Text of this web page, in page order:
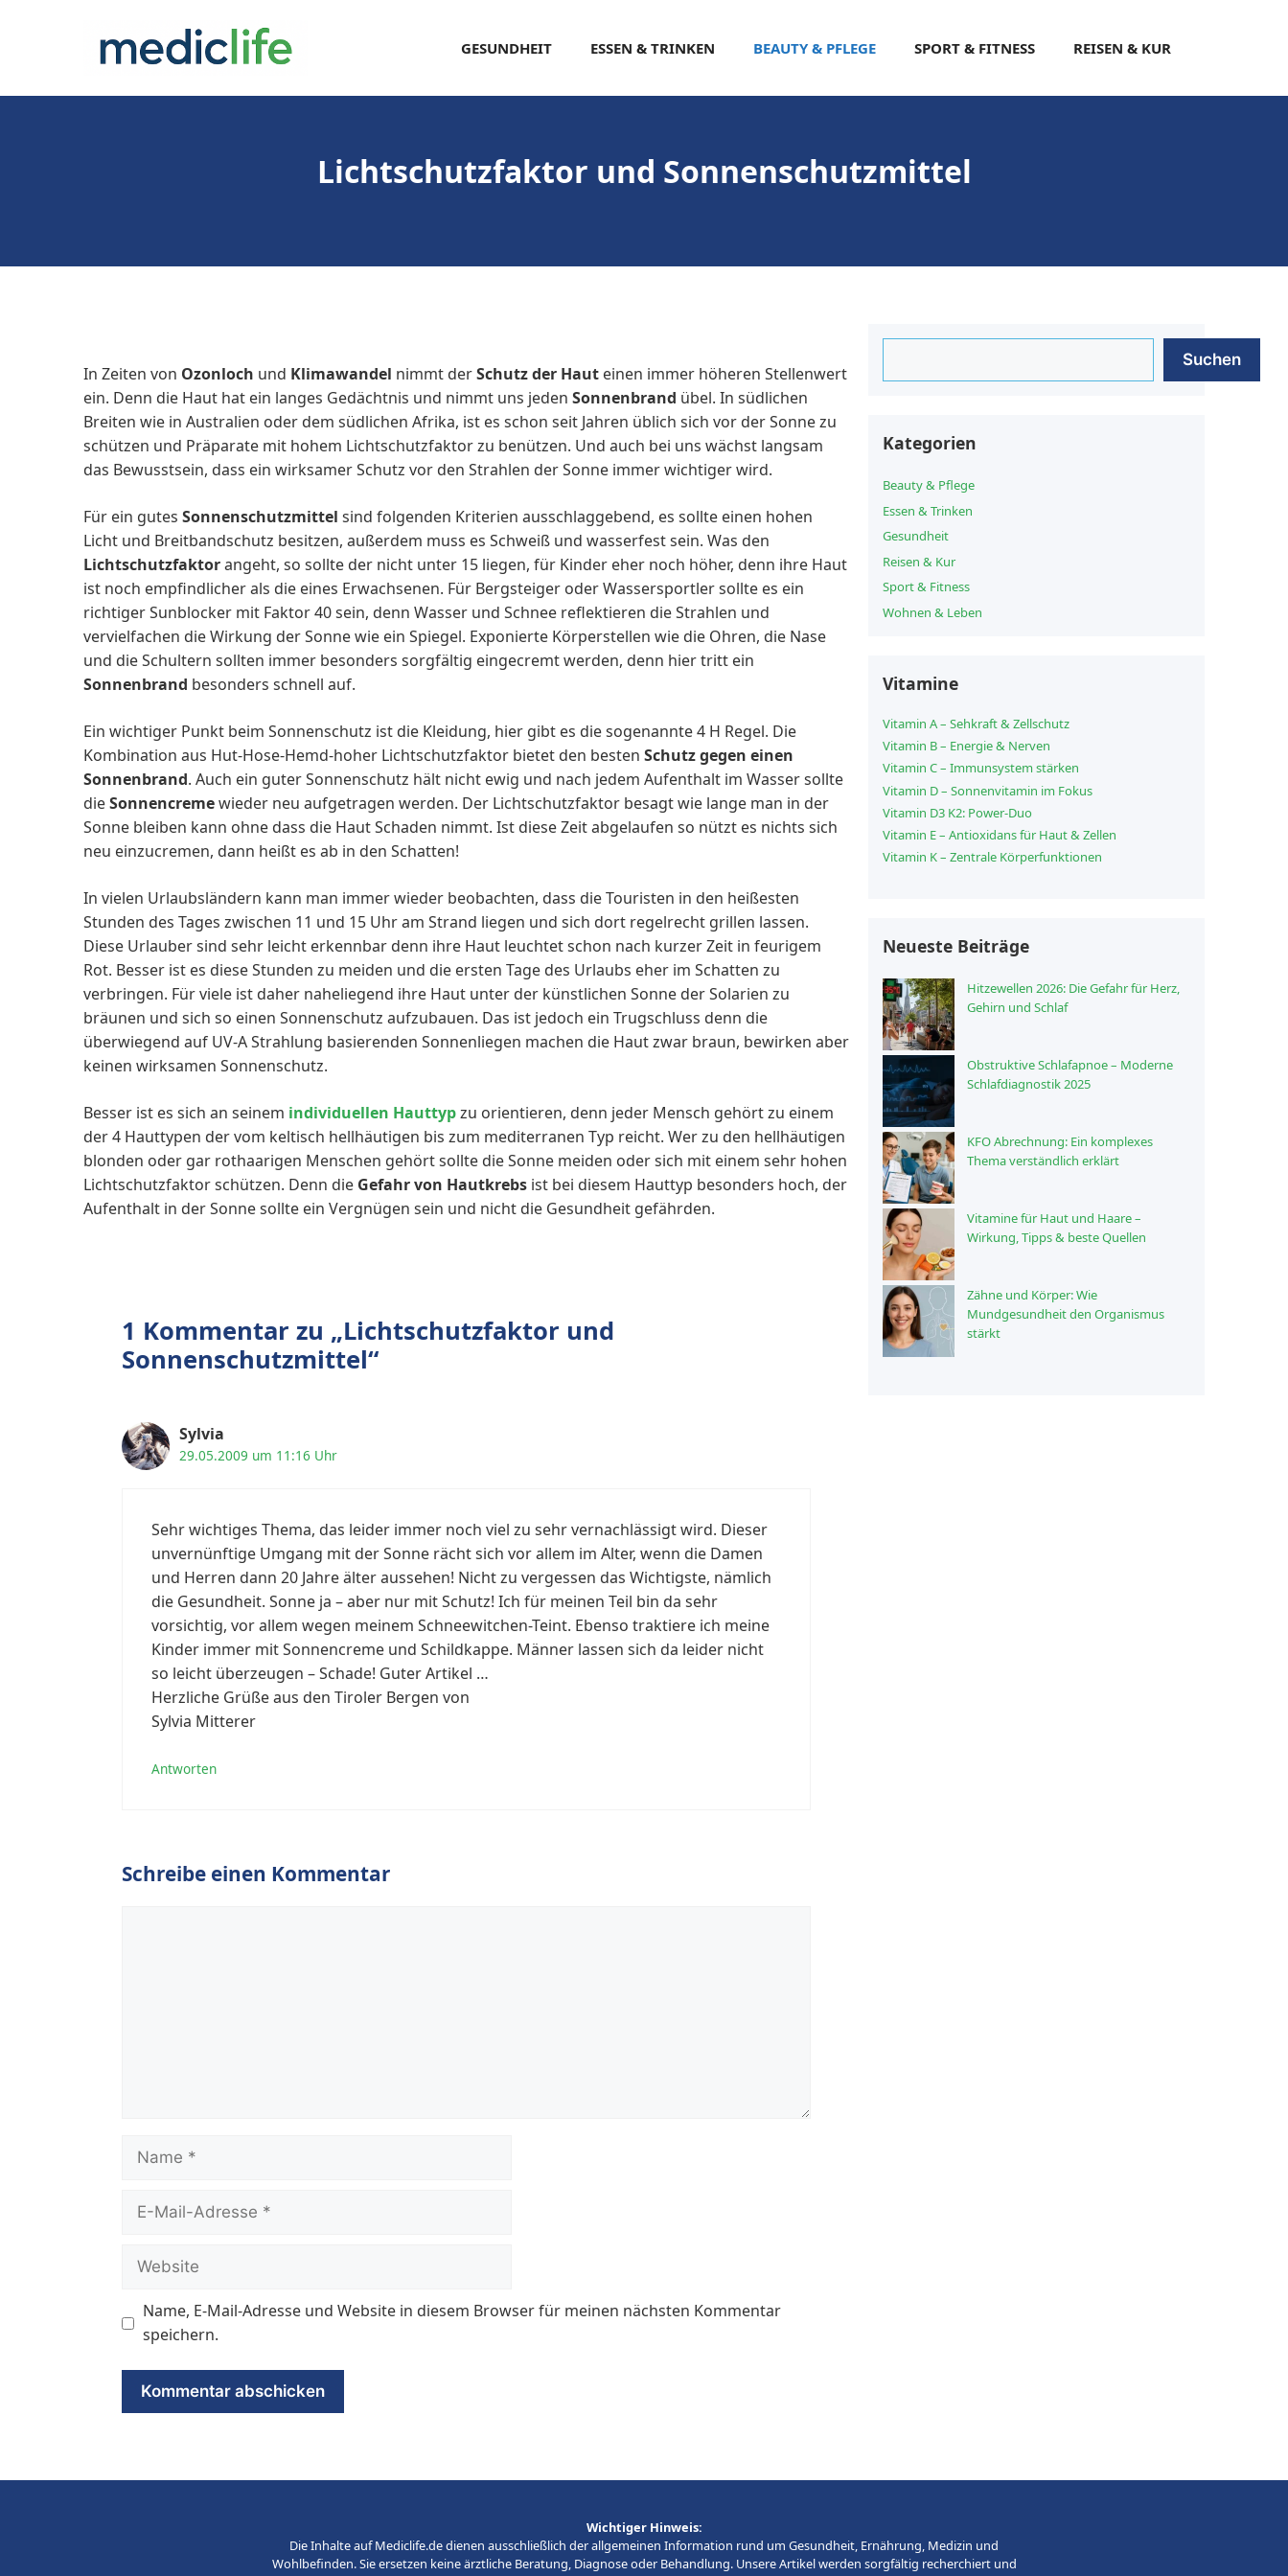
GESUNDHEIT ESSEN & TRINKEN BEAUTY & PFLEGE SPORT & FITNESS REISEN & KUR
Lichtschutzfaktor und Sonnenschutzmittel
In Zeiten von Ozonloch und Klimawandel nimmt derSchutz der Haut einen immer höheren Stellenwert
ein. Denn die Haut hat ein langes Gedächtnis und nimmt uns jeden Sonnenbrand übel. In südlichen
Breiten wie in Australien oder dem südlichen Afrika, ist es schon seit Jahren üblich sich vor der Sonne zu
schützen und Präparate mit hohem Lichtschutzfaktor zu benützen. Und auch bei uns wächst langsam
das Bewusstsein, dass ein wirksamer Schutz vor den Strahlen der Sonne immer wichtiger wird.
Für ein gutes Sonnenschutzmittel sind folgenden Kriterien ausschlaggebend, es sollte einen hohen
Licht und Breitbandschutz besitzen, außerdem muss es Schweiß und wasserfest sein. Was den
Lichtschutzfaktorangeht, so sollte der nicht unter 15 liegen, für Kinder eher noch höher, denn ihre Haut
ist noch empfindlicher als die eines Erwachsenen. Für Bergsteiger oder Wassersportler sollte es ein
richtiger Sunblocker mit Faktor 40 sein, denn Wasser und Schnee reflektieren die Strahlen und
vervielfachen die Wirkung der Sonne wie ein Spiegel. Exponierte Körperstellen wie die Ohren, die Nase
und die Schultern sollten immer besonders sorgfältig eingecremt werden, denn hier tritt ein
Sonnenbrand besonders schnell auf.
Ein wichtiger Punkt beim Sonnenschutz ist die Kleidung, hier gibt es die sogenannte 4 H Regel. Die
Kombination aus Hut-Hose-Hemd-hoher Lichtschutzfaktor bietet den besten Schutz gegen einen
Sonnenbrand. Auch ein guter Sonnenschutz hält nicht ewig und nach jedem Aufenthalt im Wasser sollte
dieSonnencremewieder neu aufgetragen werden. Der Lichtschutzfaktor besagt wie lange man in der
Sonne bleiben kann ohne dass die Haut Schaden nimmt. Ist diese Zeit abgelaufen so nützt es nichts sich
neu einzucremen, dann heißt es ab in den Schatten!
In vielen Urlaubsländern kann man immer wieder beobachten, dass die Touristen in den heißesten
Stunden des Tages zwischen 11 und 15 Uhr am Strand liegen und sich dort regelrecht grillen lassen.
Diese Urlauber sind sehr leicht erkennbar denn ihre Haut leuchtet schon nach kurzer Zeit in feurigem
Rot. Besser ist es diese Stunden zu meiden und die ersten Tage des Urlaubs eher im Schatten zu
verbringen. Für viele ist daher naheliegend ihre Haut unter der künstlichen Sonne der Solarien zu
bräunen und sich so einen Sonnenschutz aufzubauen. Das ist jedoch ein Trugschluss denn die
überwiegend auf UV-A Strahlung basierenden Sonnenliegen machen die Haut zwar braun, bewirken aber
keinen wirksamen Sonnenschutz.
Besser ist es sich an seinem individuellen Hauttypzu orientieren, denn jeder Mensch gehört zu einem
der 4 Hauttypen der vom keltisch hellhäutigen bis zum mediterranen Typ reicht. Wer zu den hellhäutigen
blonden oder gar rothaarigen Menschen gehört sollte die Sonne meiden oder sich mit einem sehr hohen
Lichtschutzfaktor schützen. Denn die Gefahr von Hautkrebs ist bei diesem Hauttyp besonders hoch, der
Aufenthalt in der Sonne sollte ein Vergnügen sein und nicht die Gesundheit gefährden.
1 Kommentar zu „Lichtschutzfaktor und
Sonnenschutzmittel“
Sylvia
29.05.2009 um 11:16 Uhr
Sehr wichtiges Thema, das leider immer noch viel zu sehr vernachlässigt wird. Dieser
unvernünftige Umgang mit der Sonne rächt sich vor allem im Alter, wenn die Damen
und Herren dann 20 Jahre älter aussehen! Nicht zu vergessen das Wichtigste, nämlich
die Gesundheit. Sonne ja – aber nur mit Schutz! Ich für meinen Teil bin da sehr
vorsichtig, vor allem wegen meinem Schneewitchen-Teint. Ebenso traktiere ich meine
Kinder immer mit Sonnencreme und Schildkappe. Männer lassen sich da leider nicht
so leicht überzeugen – Schade! Guter Artikel …
Herzliche Grüße aus den Tiroler Bergen von
Sylvia Mitterer
Antworten
Schreibe einen Kommentar
Name
Mail-
Website
Name, E-Mail-Adresse und Website in diesem Browser für meinen nächsten Kommentar
speichern.
Suchen
Kategorien
Beauty & Pflege
Essen & Trinken
Gesundheit
Reisen & Kur
Sport & Fitness
Wohnen & Leben
Vitamine
Vitamin A – Sehkraft & Zellschutz
Vitamin B – Energie & Nerven
Vitamin C – Immunsystem stärken
Vitamin D – Sonnenvitamin im Fokus
Vitamin D3 K2: Power-Duo
Vitamin E – Antioxidans für Haut & Zellen
Vitamin K – Zentrale Körperfunktionen
Neueste Beiträge
Hitzewellen 2026: Die Gefahr für Herz,
Gehirn und Schlaf
Obstruktive Schlafapnoe – Moderne
Schlafdiagnostik 2025
KFO Abrechnung: Ein komplexes
Thema verständlich erklärt
Vitamine für Haut und Haare –
Wirkung, Tipps & beste Quellen
Zähne und Körper: Wie
Mundgesundheit den Organismus
stärkt
Wichtiger Hinweis:
Die Inhalte auf Mediclife.de dienen ausschließlich der allgemeinen Information rund um Gesundheit, Ernährung, Medizin und
Wohlbefinden. Sie ersetzen keine ärztliche Beratung, Diagnose oder Behandlung. Unsere Artikel werden sorgfältig recherchiert und